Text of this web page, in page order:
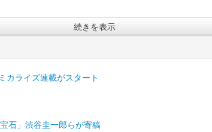
続きを表示
カライズ連載がスタート
石」渋谷圭一郎らが寄稿